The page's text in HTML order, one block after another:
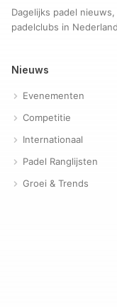
Dagelijks padel
padelclubs in
Nieuws
Evenementen
Competitie
Internationaal
Padel Ranglijsten
Groei & Trends